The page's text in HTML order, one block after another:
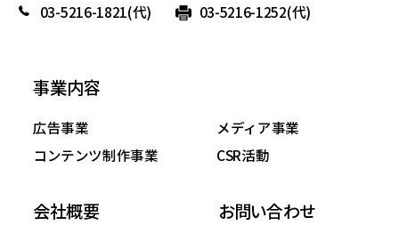
03-5216-1821(代) 03-5216-1252(代)
事業内容
広告事業
メディア事業
コンテンツ制作事業
CSR活動
会社概要 お問い合わせ